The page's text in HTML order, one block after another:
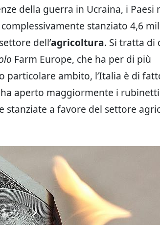
della guerra in Ucraina, i Paesi
stanziato 4,6
dell’agricoltura. Si tratta di
Farm Europe, che ha per di più
particolare ambito, l’Italia è di
aperto maggiormente i
stanziate a favore del settore